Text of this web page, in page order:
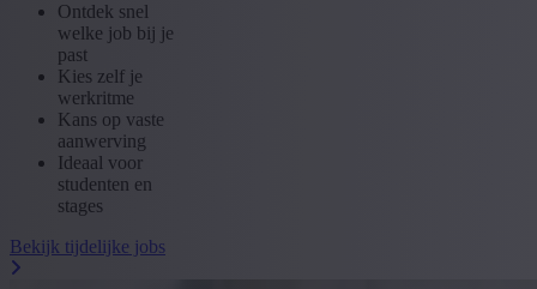
Ontdek snel
welke job bij je
past
Kies zelf je
werkritme
Kans op vaste
aanwerving
Ideaal voor
studenten en
stages
Bekijk tijdelijke jobs